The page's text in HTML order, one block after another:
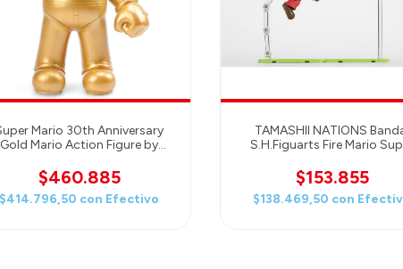
Mario 30th Anniversary
Gold Mario Action Figure by
$460.885
$414.796,50 con Efectivo
TAMASHII NATIONS
S.H.Figuarts Fire Mario
$153.855
$138.469,50 con